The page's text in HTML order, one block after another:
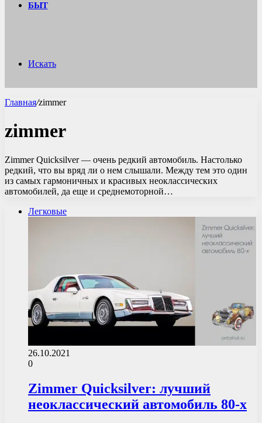
БЫТ
Искать
Главная/zimmer
zimmer
Zimmer Quicksilver — очень редкий автомобиль. Настолько
редкий, что вы вряд ли о нем слышали. Между тем это один
из самых гармоничных и красивых неоклассических
автомобилей, да еще и среднемоторной…
Легковые
26.10.2021
0
Zimmer Quicksilver: лучший
неоклассический автомобиль 80-х